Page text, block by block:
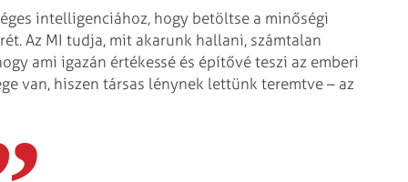
intelligenciához, hogy betöltse a minőségi
Az MI tudja, mit akarunk hallani, számtalan
ami igazán értékessé és építővé teszi az emberi
van, hiszen társas lénynek lettünk teremtve – az